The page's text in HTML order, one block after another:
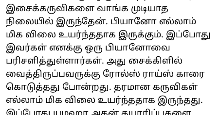
இசைக்கருவிகளை வாங்க முடியாத
நிலையில் இருந்தேன். பியானோ எல்லாம்
மிக விலை உயர்ந்ததாக இருக்கும். இப்போது
இவர்கள் எனக்கு ஒரு பியானோவை
பரிசளித்துள்ளார்கள். அது சைக்கிளில்
வைத்திருப்பவருக்கு ரோல்ஸ் ராய்ஸ் காரை
கொடுத்தது போன்றது. தரமான கருவிகள்
எல்லாம் மிக விலை உயர்ந்ததாக இருந்தது.